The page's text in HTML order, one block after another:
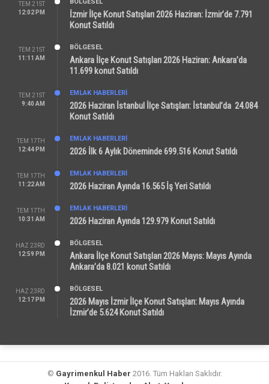
TEM 21ST
12:02 PM
İzmir İlçe Konut Satışları 2026 Haziran: İzmir’de 7.791
Konut Satıldı
TEM 21ST
11:11 AM
BÖLGESEL
Ankara İlçe Konut Satışları 2026 Haziran: Ankara’da
11.699 konut Satıldı
TEM 21ST
9:40 AM
EMLAK HABERLERI
2026 Haziran İstanbul İlçe Satışları: İstanbul’da 24.084
Konut Satıldı
TEM 17TH
12:44 PM
EMLAK HABERLERI
2026 İlk 6 Aylık Döneminde 699.516 Konut Satıldı
TEM 17TH
11:22 AM
EMLAK HABERLERI
2026 Haziran Ayında 16.565 İş Yeri Satıldı
TEM 17TH
10:31 AM
EMLAK HABERLERI
2026 Haziran Ayında 129.979 Konut Satıldı
HAZ 23RD
12:59 PM
BÖLGESEL
Ankara İlçe Konut Satışları 2026 Mayıs: Mayıs Ayında
Ankara’da 8.021 konut Satıldı
HAZ 23RD
12:17 PM
BÖLGESEL
2026 Mayıs İzmir İlçe Konut Satışları: Mayıs Ayında
İzmir’de 5.624 Konut Satıldı
© Gayrimenkul Haber 2016. Tüm Hakları Saklıdır.